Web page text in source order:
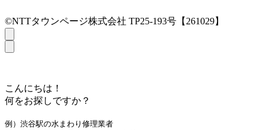
©NTTタウンページ株式会社 TP25-193号【261029】
こんにちは！
何をお探しですか？
例）渋谷駅の水まわり修理業者